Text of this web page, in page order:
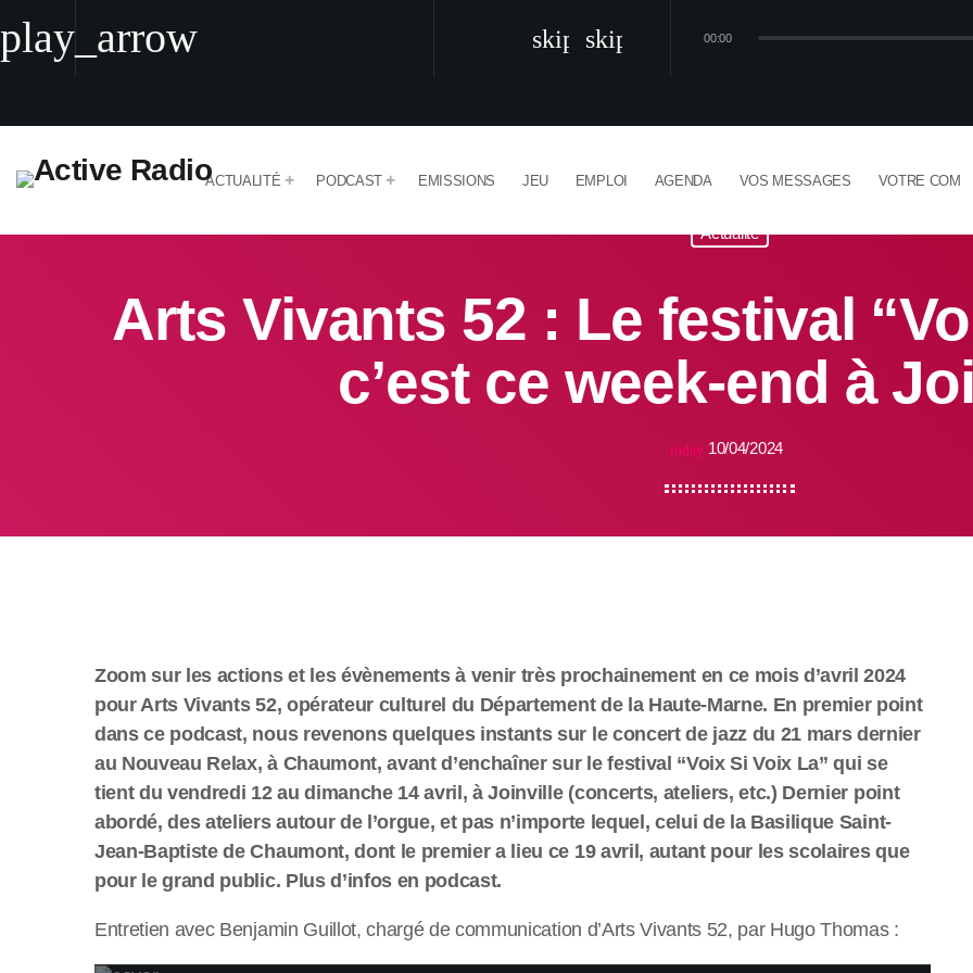
play_arrow skip_previous
skip_next 00:00
play_arrow
ACTUALITÉ PODCAST EMISSIONS JEU EMPLOI AGENDA VOS MESSAGES VOTRE COM
Actualité
Arts Vivants 52 : Le festival
c’est ce week-end à
today 10/04/2024
Zoom sur les actions et les évènements à venir très prochainement en ce mois d’avril 2024
pour Arts Vivants 52, opérateur culturel du Département de la Haute-Marne. En premier point
dans ce podcast, nous revenons quelques instants sur le concert de jazz du 21 mars dernier
au Nouveau Relax, à Chaumont, avant d’enchaîner sur le festival “Voix Si Voix La” qui se
tient du vendredi 12 au dimanche 14 avril, à Joinville (concerts, ateliers, etc.) Dernier point
abordé, des ateliers autour de l’orgue, et pas n’importe lequel, celui de la Basilique Saint-
Jean-Baptiste de Chaumont, dont le premier a lieu ce 19 avril, autant pour les scolaires que
pour le grand public. Plus d’infos en podcast.
Entretien avec Benjamin Guillot, chargé de communication d’Arts Vivants 52, par Hugo Thomas :